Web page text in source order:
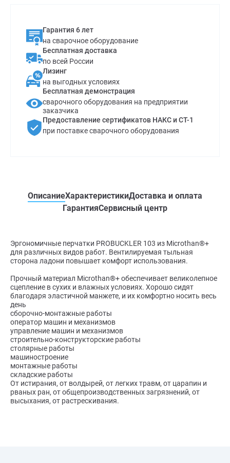
Гарантия 6 лет
на сварочное оборудование
Бесплатная доставка
по всей России
Лизинг
на выгодных условиях
Бесплатная демонстрация
сварочного оборудования на предприятии
заказчика
Предоставление сертификатов НАКС и СТ-1
при поставке сварочного оборудования
ОписаниеХарактеристикиДоставка и оплата
ГарантияСервисный центр
Эргономичные перчатки PROBUCKLER 103 из Microthan®+
для различных видов работ. Вентилируемая тыльная
сторона ладони повышает комфорт использования.
Прочный материал Microthan®+ обеспечивает великолепное
сцепление в сухих и влажных условиях. Хорошо сидят
благодаря эластичной манжете, и их комфортно носить весь
день
сборочно-монтажные работы
оператор машин и механизмов
управление машин и механизмов
строительно-конструкторские работы
столярные работы
машиностроение
монтажные работы
складские работы
От истирания, от волдырей, от легких травм, от царапин и
рваных ран, от общепроизводственных загрязнений, от
высыхания, от растрескивания.